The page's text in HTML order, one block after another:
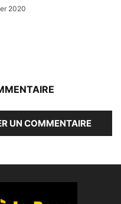
2020
UN COMMENTAIRE